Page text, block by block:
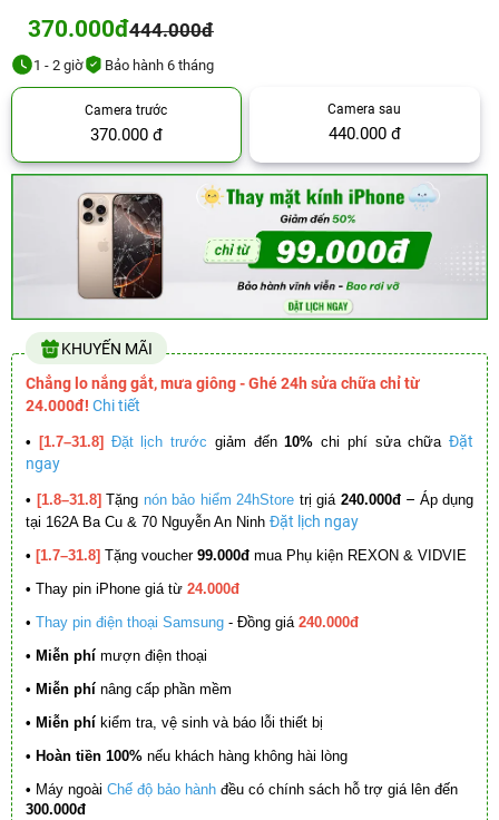
370.000đ444.000đ
1 - 2 giờ Bảo hành 6 tháng
Camera trước
370.000 đ
Camera sau
440.000 đ
KHUYẾN MÃI
Chẳng lo nắng gắt, mưa giông - Ghé 24h sửa chữa chỉ từ
24.000đ! Chi tiết
• [1.7–31.8] Đặt lịch trước giảm đến10% chi phí sửa chữa Đặt
ngay
• [1.8–31.8] Tặng nón bảo hiểm 24hStore trị giá 240.000đ – Áp dụng
tại 162A Ba Cu & 70 Nguyễn An Ninh Đặt lịch ngay
• [1.7–31.8] Tặng voucher 99.000đ mua Phụ kiện REXON & VIDVIE
• Thay pin iPhone giá từ 24.000đ
• Thay pin điện thoại Samsung - Đồng giá 240.000đ
• Miễn phí mượn điện thoại
• Miễn phí nâng cấp phần mềm
• Miễn phí kiểm tra, vệ sinh và báo lỗi thiết bị
• Hoàn tiền 100% nếu khách hàng không hài lòng
• Máy ngoài Chế độ bảo hành đều có chính sách hỗ trợ giá lên đến
300.000đ